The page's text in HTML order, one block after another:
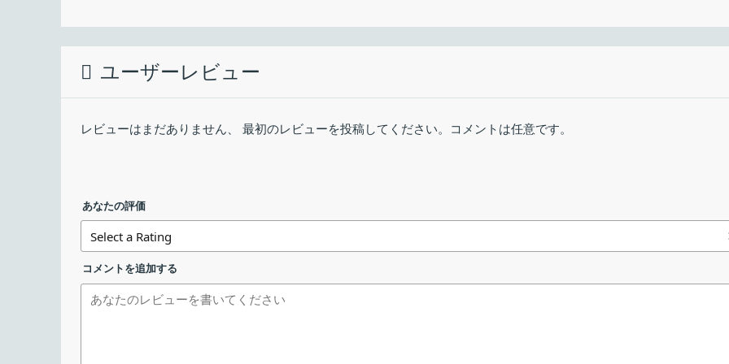
Adobe Flash Player は、オーディオ／ビデオの再生やゲームプレイなど提供するブラウザプラグインです。
メイン機能
Adobe Flash Player
機能詳細
・Adobe Flash コンテンツの再生
Flash ゲームなどをプレイできます
ダウンロード数：
fp_32.0.0.371_archive.zip
のをインストールしてください。
ユーザーレビュー
レビューはまだありません、 最初のレビューを投稿してください。コメントは任意です。
あなたの評価
コメントを追加する